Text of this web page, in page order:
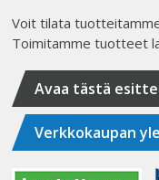
Voit tilata
Toimitamme tuotteet
Avaa tästä
Verkkokaupan